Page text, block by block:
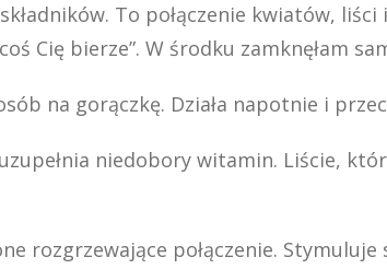
To połączenie kwiatów,
Cię bierze”. W środku zamknęłam
na gorączkę. Działa napotnie i
uzupełnia niedobory witamin. Liście,
rozgrzewające połączenie.